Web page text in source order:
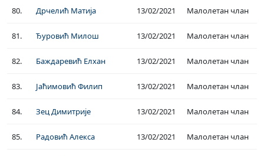
80. Дрчелић Матија 13/02/2021 Малолетан члан
81. Ђуровић Милош 13/02/2021 Малолетан члан
82. Баждаревић Елхан 13/02/2021 Малолетан члан
83. Јаћимовић Филип 13/02/2021 Малолетан члан
84. Зец Димитрије 13/02/2021 Малолетан члан
85. Радовић Алекса 13/02/2021 Малолетан члан